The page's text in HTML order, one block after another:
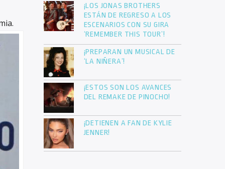
¡LOS JONAS BROTHERS
ESTÁN DE REGRESO A LOS
ESCENARIOS CON SU GIRA
‘REMEMBER THIS TOUR’!
¡PREPARAN UN MUSICAL DE
‘LA NIÑERA’!
¡ESTOS SON LOS AVANCES
DEL REMAKE DE PINOCHO!
¡DETIENEN A FAN DE KYLIE
JENNER!